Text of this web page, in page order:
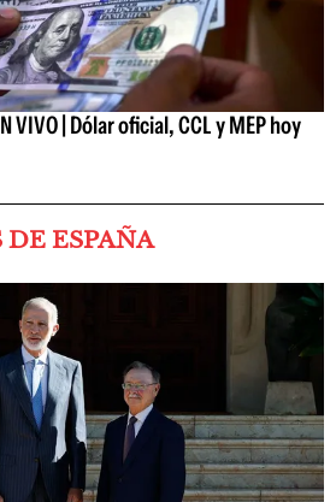
VIVO | Dólar oficial, CCL y MEP hoy
ESPAÑA